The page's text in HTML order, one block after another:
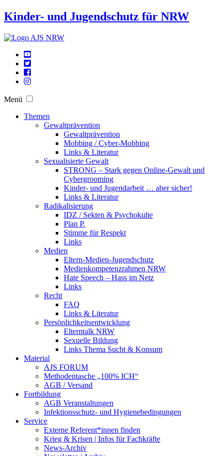
Kinder- und Jugendschutz für NRW
Menü
Themen
Gewaltprävention
Gewaltprävention
Mobbing / Cyber-Mobbing
Links & Literatur
Sexualisierte Gewalt
STRONG – Stark gegen Online-Gewalt und
Cybergrooming
Kinder- und Jugendarbeit … aber sicher!
Links & Literatur
Radikalisierung
IDZ / Sekten & Psychokulte
Plan P.
Stimme für Respekt
Links
Medien
Eltern-Medien-Jugendschutz
Medienkompetenzrahmen NRW
Hate Speech – Hass im Netz
Links
Recht
FAQ
Links & Literatur
Persönlichkeitsentwicklung
Elterntalk NRW
Sexuelle Bildung
Links Thema Sucht & Konsum
Material
AJS FORUM
Methodentasche „100% ICH“
AGB / Versand
Fortbildung
AGB Veranstaltungen
Infektionsschutz- und Hygienebedingungen
Service
Externe Referent*innen finden
Krieg & Krisen | Infos für Fachkräfte
News-Archiv